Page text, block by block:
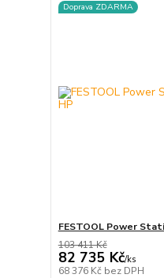
Doprava ZDARMA
FESTOOL Power
103 411 Kč
82 735 Kč/ks
68 376 Kč bez DPH